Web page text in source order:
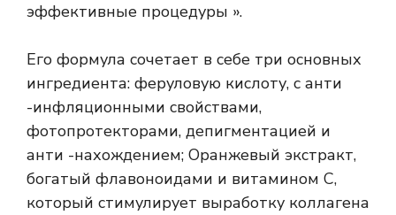
эффективные процедуры ».
Его формула сочетает в себе три основных
ингредиента: феруловую кислоту, с анти
-инфляционными свойствами,
фотопротекторами, депигментацией и
анти -нахождением; Оранжевый экстракт,
богатый флавоноидами и витамином С,
который стимулирует выработку коллагена